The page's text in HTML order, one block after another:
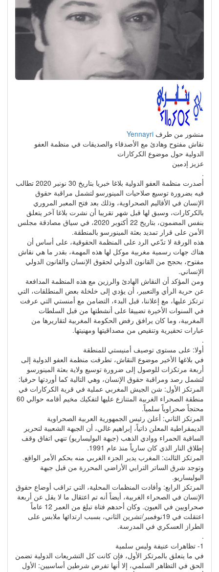
منشور من طرفYennayri
نقاش مفتوح وهادئ مع الأصدقاء والصديقات في منظمة العفو
الدولية حول موضوع الكركارات
عزيز إدمين
أصدرت منظمة العفو الدولية بلاغا خبريا بتاريخ 30 نونبر 2020 تطالب
فيه بضرورة توسيع صلاحيات المينورسو لتشمل مراقبة حقوق
الإنسان في الأقاليم الصحراوية، وذلك بعد فتح المعبر المروري
بالكركارات، وسبق لها قبل شهر تقريبا أن نشرت بلاغا آخر يتعلق
بنفس المضمون، بتاريخ 22 أكتوبر 2020، في سياق مصادقة مجلس
الأمن على قرار تمديد بعثة المينورسو بالمنطقة.
هذه الورقة لا تدّعي الرد على المنظمة الحقوقية، على أساس أن
هناك جهات رسمية مغربية موكل لها هذه المهمة، بقدر ما هي نقاش
مفتوح، بحجج من القانون الدولي لحقوق الإنسان والقانون الدولي
الإنساني.
ومن المؤكد أن النقاش الهادئ والرزين مع هذه المنظمة المدافعة
عن حرية الرأي والتعبير، أن يؤدي إلى خلخلة بعض المنطلقات، التي
ترتكز عليها، مع إعلاننا، قبل البدء، التضامن مع أمنستي التي عرفت
في السنوات الأخيرة تضييقا على أنشطتها من قبل السلطات
المغربية، وما كان يرافق رفض الحكومة المغربية لتقاريرها من
عبارات تحقيرية وتنقيص من مصداقيتها ومهنيتها.
أولا: على مستوى توصيف أمنيستي للمنطقة
في بلاغها الأخير موضوع النقاش، تطرقت منظمة العفو الدولية إلى
أربعة مرتكزات للوصول إلى ضرورة توسيع ولاية بعثة المينورسو
لتشمل رصد ومراقبة حقوق الإنسان، وهي التالية كما أوردتها حرفيا:
المرتكز الأول: شن الجيش المغربي عملية في قرية الكركارات في
منطقة الصحراء الغربية المتنازع عليها لتفكيك مخيم أقامه حوالي 60
محتجاً صحراوياً سلمياً.
المرتكز الثاني: أعلن رئيس الجمهورية العربية الصحراوية
الديمقراطية المعلن ذاتياً، إبراهيم غالي، أن الجبهة الشعبية لتحرير
الساقية الحمراء ووادي الذهب (جبهة البوليساريو) تنهي اتفاق وقف
إطلاق النار الذي كان سارياً منذ عام 1991.
المرتكز الثالث: المغرب يدير الجزء الغربي منه بحكم الأمر الواقع.
وتوجد شرق الساتر الترابي الأراضي المحررة من قبل جبهة
البوليساريو.
المرتكز الرابع: وأفادت المنظمات المحلية، التي تراقب أوضاع حقوق
الإنسان في الصحراء الغربية، أيضاً أنه تم اعتقال ما لا يقل عن أربعة
صحراويين في العيون. وكان أحدهم فتاة تبلغ من العمر 12 عاماً
اعتقلت في 19نوفمبر/تشرين الثاني، بسبب ارتدائها ملابس على
الطراز العسكري في المدرسة.
في ما يتعلق بالمرتكز الأول، فإن كانت كل التشريعات الدولية تضمن
الحق في التظاهر السلمي، إلا أنها تفرض شرطين أساسيين: الأول